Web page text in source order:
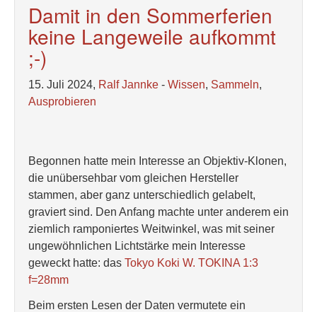
Damit in den Sommerferien
keine Langeweile aufkommt
;-)
15. Juli 2024, Ralf Jannke - Wissen, Sammeln,
Ausprobieren
Begonnen hatte mein Interesse an Objektiv-Klonen,
die unübersehbar vom gleichen Hersteller
stammen, aber ganz unterschiedlich gelabelt,
graviert sind. Den Anfang machte unter anderem ein
ziemlich ramponiertes Weitwinkel, was mit seiner
ungewöhnlichen Lichtstärke mein Interesse
geweckt hatte: das Tokyo Koki W. TOKINA 1:3
f=28mm
Beim ersten Lesen der Daten vermutete ein